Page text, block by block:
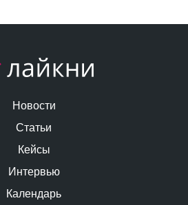
Новости
Статьи
Кейсы
Интервью
Календарь